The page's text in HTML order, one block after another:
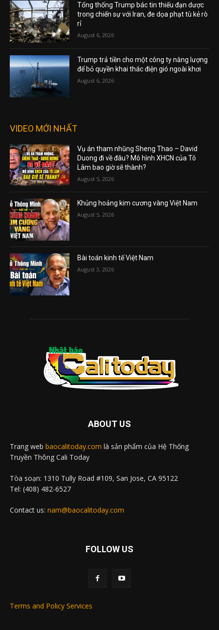
Tổng thống Trump bác tin thiếu đạn dược
trong chiến sự với Iran, đe dọa phạt tù kẻ rò
rỉ
August 6, 2026
Trump trả tiền cho một công ty năng lượng
để bỏ quyền khai thác điện gió ngoài khơi
August 6, 2026
VIDEO MỚI NHẤT
Vụ án tham nhũng Sheng Thao – David
Duong đi về đâu? Mô hình XHCN của Tô
Lâm bao giờ sẽ thành?
August 5, 2026
Khủng hoảng kim cương vàng Việt Nam
August 5, 2026
Bài toán kinh tế Việt Nam
August 3, 2026
ABOUT US
Trang web baocalitoday.com là sản phẩm của Hệ Thống
Truyền Thông Cali Today
Tòa soạn: 1310 Tully Road #109, San Jose, CA 95122
Tel: (408) 482-6527
Contact us: nam@baocalitoday.com
FOLLOW US
Terms and Policy Services